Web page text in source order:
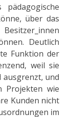
über das
Deutlich
Funktion der
weil sie
ausgrenzt, und
Projekten wie
Kunden nicht
im